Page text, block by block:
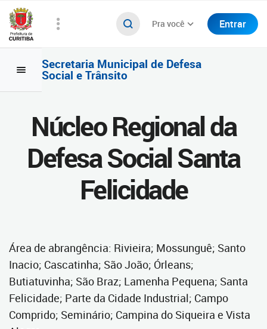
Pra você Entrar
Secretaria Municipal de Defesa
Social e Trânsito
Núcleo Regional da
Defesa Social Santa
Felicidade
Área de abrangência: Rivieira; Mossunguê; Santo
Inacio; Cascatinha; São João; Órleans;
Butiatuvinha; São Braz; Lamenha Pequena; Santa
Felicidade; Parte da Cidade Industrial; Campo
Comprido; Seminário; Campina do Siqueira e Vista